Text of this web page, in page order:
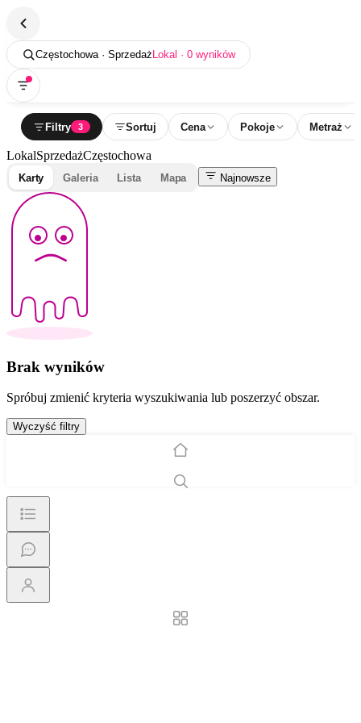
Częstochowa · Sprzedaż Lokal · 0 wyników
Filtry 3 Sortuj Cena Pokoje Metraż
LokalSprzedażCzęstochowa
Karty Galeria Lista Mapa Najnowsze
Brak wyników
Spróbuj zmienić kryteria wyszukiwania lub poszerzyć obszar.
Wyczyść filtry